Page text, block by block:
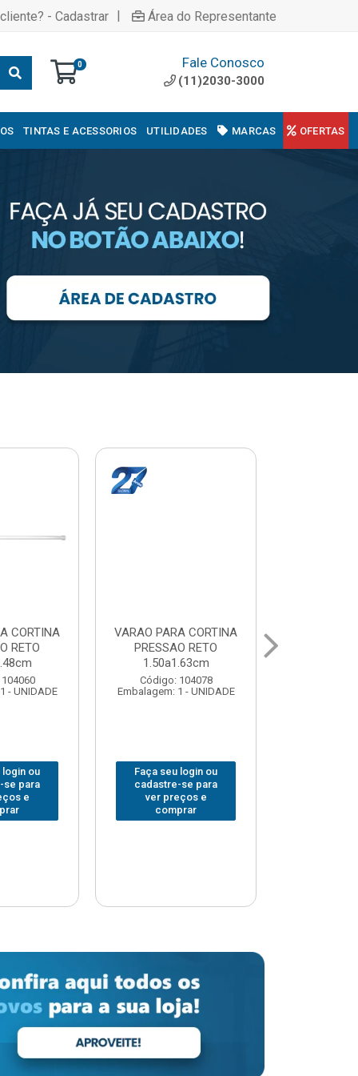
- Cadastrar | Área do Representante
0 Fale Conosco
(11)2030-3000
TINTAS E ACESSORIOS UTILIDADES MARCAS OFERTAS
CORTINA
RETO
- UNIDADE
login ou
se para
e
VARAL PARA TETO
MAXEB ACO 1.40m
Código: 104086
Embalagem: 1 - UNIDADE
Faça seu login ou
cadastre-se para
ver preços e
comprar